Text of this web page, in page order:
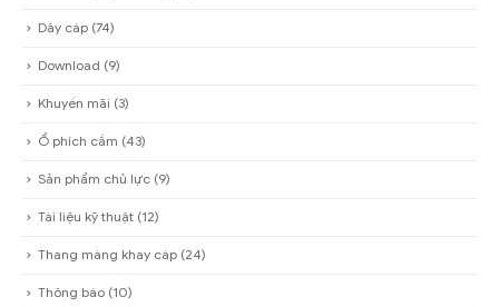
Dây cáp (74)
Download (9)
Khuyến mãi (3)
Ổ phích cắm (43)
Sản phẩm chủ lực (9)
Tài liệu kỹ thuật (12)
Thang máng khay cáp (24)
Thông báo (10)